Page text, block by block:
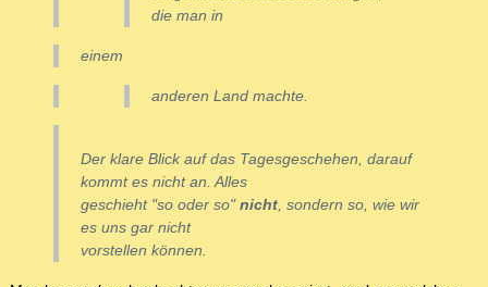
die man in
einem
anderen Land machte.
Der klare Blick auf das Tagesgeschehen, darauf
kommt es nicht an. Alles
geschieht "so oder so"nicht, sondern so, wie wir
es uns gar nicht
vorstellen können.